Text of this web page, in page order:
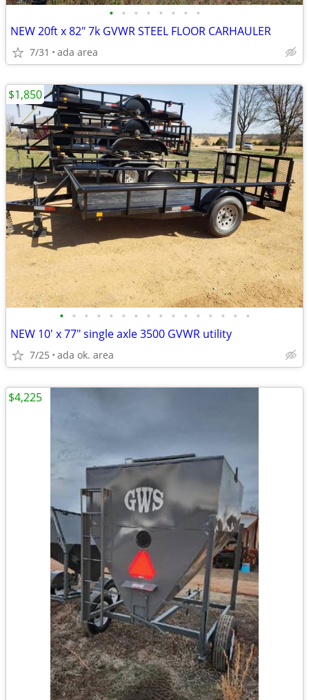
• • • • • • • •
NEW 20ft x 82" 7k GVWR STEEL FLOOR CARHAULER
7/31 ada area
• • • • • • • • • • • • • • • •
NEW 10' x 77" single axle 3500 GVWR utility
7/25 ada ok. area
$1,850
$4,225